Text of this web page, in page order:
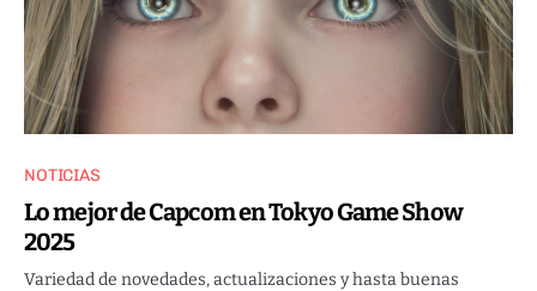
NOTICIAS
Lo mejor de Capcom en Tokyo Game Show
2025
Variedad de novedades, actualizaciones y hasta buenas